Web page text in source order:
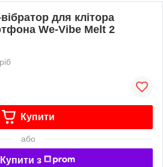
для клітора
We-Vibe Melt 2
Купити
або
Купити з